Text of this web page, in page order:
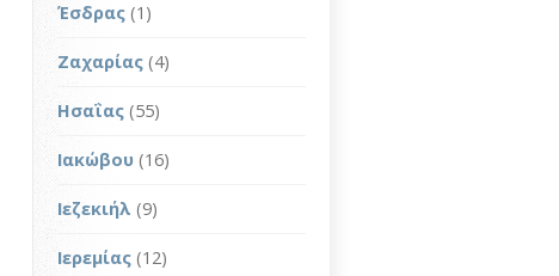
Έσδρας (1)
Ζαχαρίας (4)
Ησαΐας (55)
Ιακώβου (16)
Ιεζεκιήλ (9)
Ιερεμίας (12)